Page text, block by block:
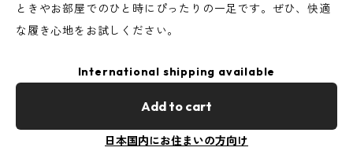
ときやお部屋でのひと時にぴったりの一足です。ぜひ、快適
な履き心地をお試しください。
International shipping available
Add to cart
日本国内にお住まいの方向け